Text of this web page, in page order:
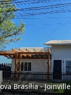
Brasília - Joinville